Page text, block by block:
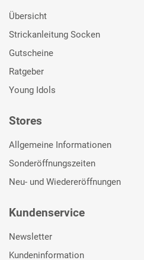
Übersicht
Strickanleitung Socken
Gutscheine
Ratgeber
Young Idols
Stores
Allgemeine Informationen
Sonderöffnungszeiten
Neu- und Wiedereröffnungen
Kundenservice
Newsletter
Kundeninformation